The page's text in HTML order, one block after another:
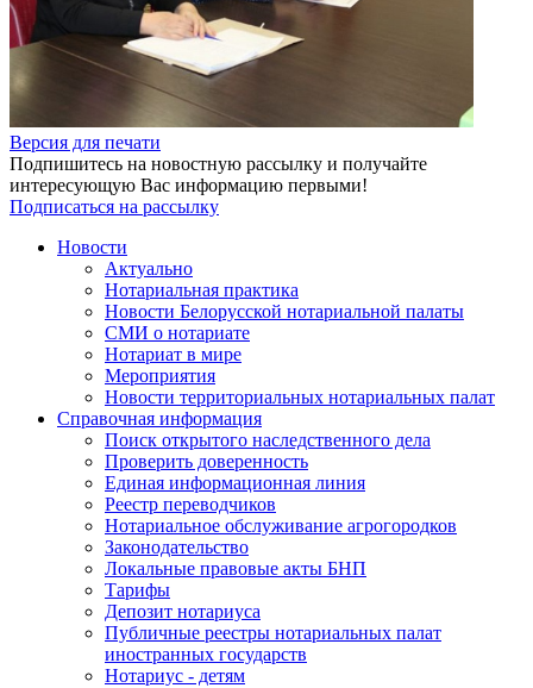
Версия для печати
Подпишитесь на новостную рассылку и получайте
интересующую Вас информацию первыми!
Подписаться на рассылку
Новости
Актуально
Нотариальная практика
Новости Белорусской нотариальной палаты
СМИ о нотариате
Нотариат в мире
Мероприятия
Новости территориальных нотариальных палат
Справочная информация
Поиск открытого наследственного дела
Проверить доверенность
Единая информационная линия
Реестр переводчиков
Нотариальное обслуживание агрогородков
Законодательство
Локальные правовые акты БНП
Тарифы
Депозит нотариуса
Публичные реестры нотариальных палат
иностранных государств
Нотариус - детям